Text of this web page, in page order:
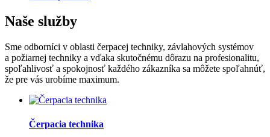
Naše služby
Sme odborníci v oblasti čerpacej techniky, závlahových systémov
a požiarnej techniky a vďaka skutočnému dôrazu na profesionalitu,
spoľahlivosť a spokojnosť každého zákazníka sa môžete spoľahnúť,
že pre vás urobíme maximum.
Čerpacia technika